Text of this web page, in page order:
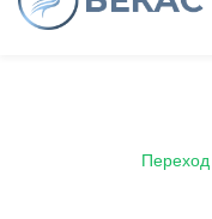
Переход